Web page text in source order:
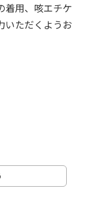
着用、咳エチケ
いただくようお